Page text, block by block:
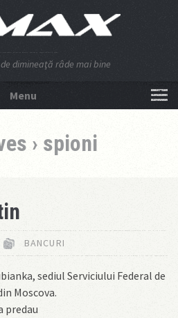
dimineaţă râde mai bine
Menu
› spioni
BANCURI
sediul Serviciului Federal de
Moscova.
predau